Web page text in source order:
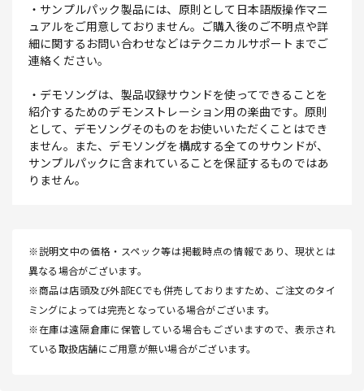
・サンプルパック製品には、原則として日本語版操作マニ
ュアルをご用意しておりません。ご購入後のご不明点や詳
細に関するお問い合わせなどはテクニカルサポートまでご
連絡ください。
・デモソングは、製品収録サウンドを使ってできることを
紹介するためのデモンストレーション用の楽曲です。原則
として、デモソングそのものをお使いいただくことはでき
ません。また、デモソングを構成する全てのサウンドが、
サンプルパックに含まれていることを保証するものではあ
りません。
※説明文中の価格・スペック等は掲載時点の情報であり、現状とは
異なる場合がございます。
※商品は店頭及び外部ECでも併売しておりますため、ご注文のタイ
ミングによっては完売となっている場合がございます。
※在庫は遠隔倉庫に保管している場合もございますので、表示され
ている取扱店舗にご用意が無い場合がございます。